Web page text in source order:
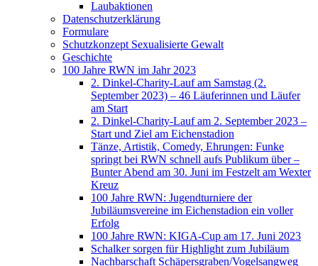
Laubaktionen
Datenschutzerklärung
Formulare
Schutzkonzept Sexualisierte Gewalt
Geschichte
100 Jahre RWN im Jahr 2023
2. Dinkel-Charity-Lauf am Samstag (2.
September 2023) – 46 Läuferinnen und Läufer
am Start
2. Dinkel-Charity-Lauf am 2. September 2023 –
Start und Ziel am Eichenstadion
Tänze, Artistik, Comedy, Ehrungen: Funke
springt bei RWN schnell aufs Publikum über –
Bunter Abend am 30. Juni im Festzelt am Wexter
Kreuz
100 Jahre RWN: Jugendturniere der
Jubiläumsvereine im Eichenstadion ein voller
Erfolg
100 Jahre RWN: KIGA-Cup am 17. Juni 2023
Schalker sorgen für Highlight zum Jubiläum
Nachbarschaft Schäpersgraben/Vogelsangweg